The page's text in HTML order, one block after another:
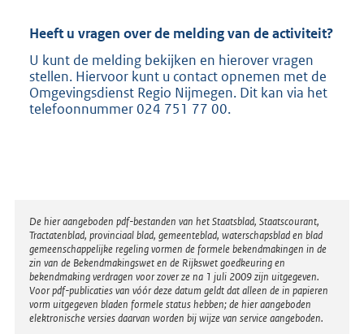
Heeft u vragen over de melding van de activiteit?
U kunt de melding bekijken en hierover vragen
stellen. Hiervoor kunt u contact opnemen met de
Omgevingsdienst Regio Nijmegen. Dit kan via het
telefoonnummer 024 751 77 00.
Disclaimer
De hier aangeboden pdf-bestanden van het Staatsblad, Staatscourant,
Tractatenblad, provinciaal blad, gemeenteblad, waterschapsblad en blad
gemeenschappelijke regeling vormen de formele bekendmakingen in de
zin van de Bekendmakingswet en de Rijkswet goedkeuring en
bekendmaking verdragen voor zover ze na 1 juli 2009 zijn uitgegeven.
Voor pdf-publicaties van vóór deze datum geldt dat alleen de in papieren
vorm uitgegeven bladen formele status hebben; de hier aangeboden
elektronische versies daarvan worden bij wijze van service aangeboden.